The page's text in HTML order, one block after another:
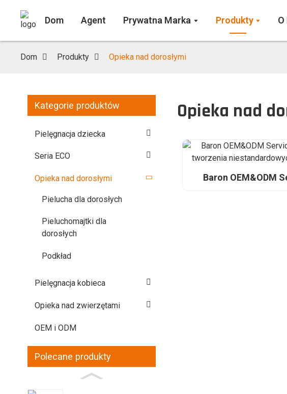
Dom Agent Prywatna Marka Produkty O
Dom Produkty Opieka nad dorosłymi
Kategorie produktów
Pielęgnacja dziecka
Seria ECO
Opieka nad dorosłymi
Pielucha dla dorosłych
Pieluchomajtki dla
dorosłych
Podkład
Pielęgnacja kobieca
Opieka nad zwierzętami
OEM i ODM
Polecane produkty
Opieka nad
Baron OEM&ODM